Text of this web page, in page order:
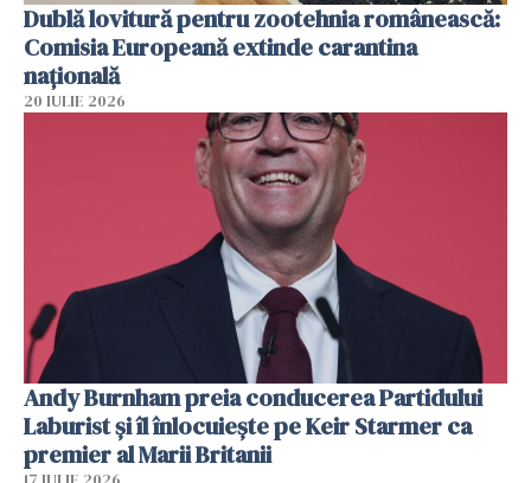
Dublă lovitură pentru zootehnia românească:
Comisia Europeană extinde carantina
națională
20 IULIE 2026
Andy Burnham preia conducerea Partidului
Laburist și îl înlocuiește pe Keir Starmer ca
premier al Marii Britanii